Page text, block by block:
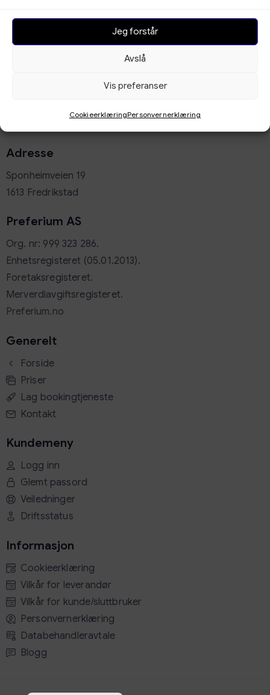
Jeg forstår
Avslå
Vis preferanser
CookieerklæringPersonvernerklæring
Adresse
Sponheimveien 19
1613 Fredrikstad
Preferium AS
Org. nr: 999 323 286.
Enhetsregisteret (05.01.2013).
Foretaksregisteret.
Merverdiavgiftsregisteret.
Preferium.no
Generelt
Forside
Priser
Lag bookingtjeneste
Kontakt
Kundemeny
Logg inn
Glemt passord
Veiledninger
Driftsstatus
Informasjon
Cookieerklæring
Vilkår for leverandør
Vilkår for kunde/sluttbruker
Personvernerklæring
Databehandleravtale
Blogg